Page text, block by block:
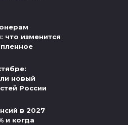
что изменится
новый
России
в 2027
и когда